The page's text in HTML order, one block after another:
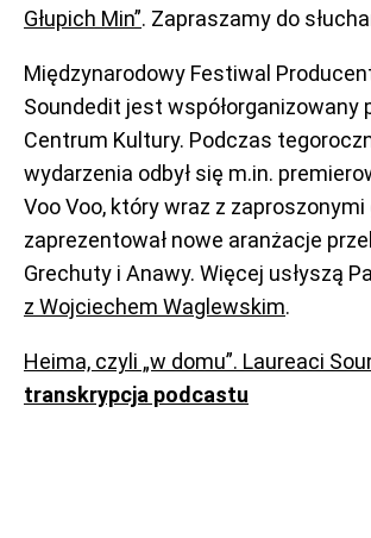
Głupich Min”. Zapraszamy do
Międzynarodowy Festiwal
Soundedit jest współorganizowany
Centrum Kultury. Podczas
wydarzenia odbył się m.in.
Voo Voo, który wraz z
zaprezentował nowe aranżacje
Grechuty i Anawy. Więcej usłyszą
z Wojciechem Waglewskim.
Heima, czyli „w domu”. Laureaci
transkrypcja podcastu